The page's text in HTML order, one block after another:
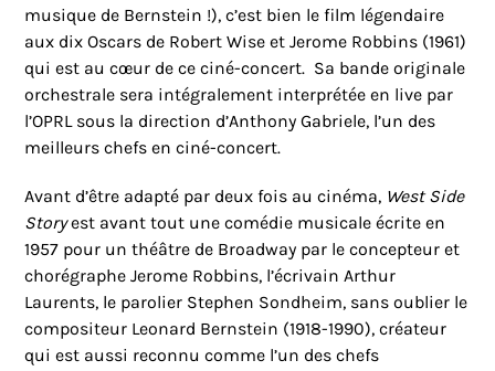
musique de Bernstein !), c’est bien le film légendaire
aux dix Oscars de Robert Wise et Jerome Robbins (1961)
qui est au cœur de ce ciné-concert. Sa bande originale
orchestrale sera intégralement interprétée en live par
l’OPRL sous la direction d’Anthony Gabriele, l’un des
meilleurs chefs en ciné-concert.
Avant d’être adapté par deux fois au cinéma, West Side
Storyest avant tout une comédie musicale écrite en
1957 pour un théâtre de Broadway par le concepteur et
chorégraphe Jerome Robbins, l’écrivain Arthur
Laurents, le parolier Stephen Sondheim, sans oublier le
compositeur Leonard Bernstein (1918-1990), créateur
qui est aussi reconnu comme l’un des chefs